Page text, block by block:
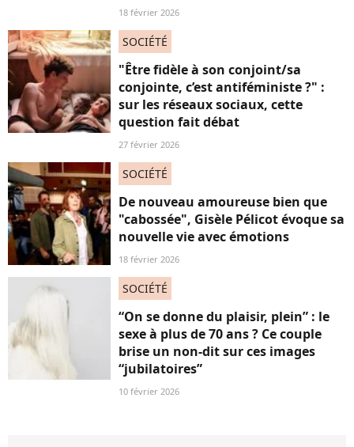
18 février 2026
SOCIÉTÉ
"Être fidèle à son conjoint/sa
conjointe, c’est antiféministe ?" :
sur les réseaux sociaux, cette
question fait débat
27 février 2026
SOCIÉTÉ
De nouveau amoureuse bien que
"cabossée", Gisèle Pélicot évoque sa
nouvelle vie avec émotions
18 février 2026
SOCIÉTÉ
“On se donne du plaisir, plein” : le
sexe à plus de 70 ans ? Ce couple
brise un non-dit sur ces images
“jubilatoires”
10 février 2026